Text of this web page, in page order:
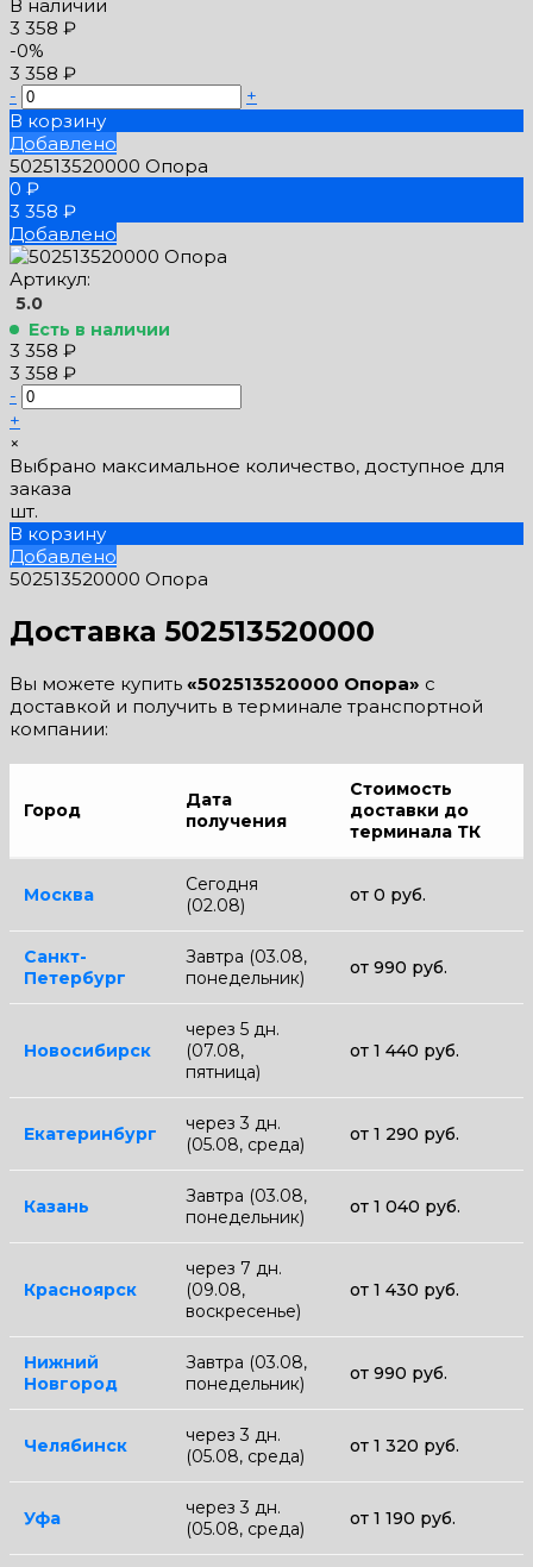
В наличии
3 358 ₽
-0%
3 358 ₽
-
+
В корзину
Добавлено
502513520000 Опора
0 ₽
3 358 ₽
Добавлено
Артикул:
5.0
Есть в наличии
3 358 ₽
3 358 ₽
-
+
×
Выбрано максимальное количество, доступное для
заказа
шт.
В корзину
Добавлено
502513520000 Опора
Доставка 502513520000
Вы можете купить «502513520000 Опора» с
доставкой и получить в терминале транспортной
компании:
Город
Дата
получения
Стоимость
доставки до
терминала ТК
Москва
Сегодня
(02.08)
от 0 руб.
Санкт-
Петербург
Завтра (03.08,
понедельник)
от 990 руб.
Новосибирск
через 5 дн.
(07.08,
пятница)
от 1 440 руб.
Екатеринбург
через 3 дн.
(05.08, среда)
от 1 290 руб.
Казань
Завтра (03.08,
понедельник)
от 1 040 руб.
Красноярск
через 7 дн.
(09.08,
воскресенье)
от 1 430 руб.
Нижний
Новгород
Завтра (03.08,
понедельник)
от 990 руб.
Челябинск
через 3 дн.
(05.08, среда)
от 1 320 руб.
Уфа
через 3 дн.
(05.08, среда)
от 1 190 руб.